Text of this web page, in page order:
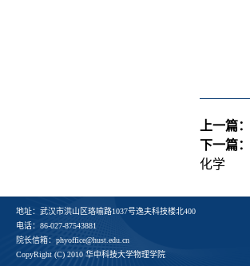
上一篇：
下一篇：
化学
地址：武汉市洪山区珞喻路1037号逸夫科技楼北400
电话：86-027-87543881
院长信箱：phyoffice@hust.edu.cn
CopyRight (C) 2010 华中科技大学物理学院